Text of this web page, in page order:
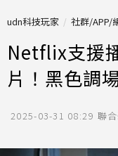
udn科技玩家 社群/APP/
Netflix支援
片！黑色調
2025-03-31 08:29 聯